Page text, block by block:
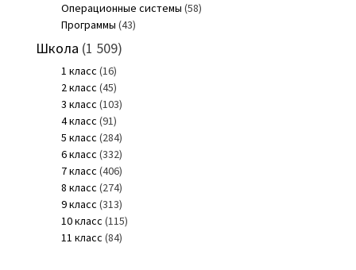
Операционные системы (58)
Программы (43)
Школа (1 509)
1 класс (16)
2 класс (45)
3 класс (103)
4 класс (91)
5 класс (284)
6 класс (332)
7 класс (406)
8 класс (274)
9 класс (313)
10 класс (115)
11 класс (84)